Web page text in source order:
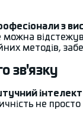
з
можна
методів,
зв'язку
інтелект
не